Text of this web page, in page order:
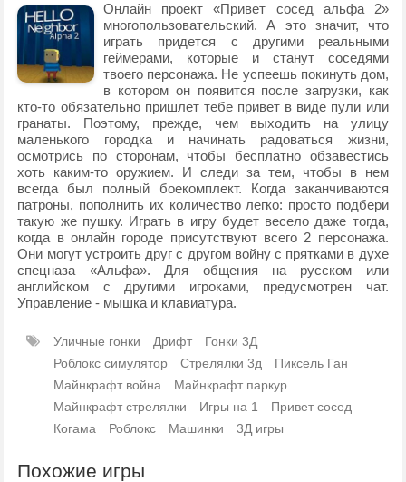
Онлайн проект «Привет сосед альфа 2»
многопользовательский. А это значит, что
играть придется с другими реальными
геймерами, которые и станут соседями
твоего персонажа. Не успеешь покинуть дом,
в котором он появится после загрузки, как
кто-то обязательно пришлет тебе привет в виде пули или
гранаты. Поэтому, прежде, чем выходить на улицу
маленького городка и начинать радоваться жизни,
осмотрись по сторонам, чтобы бесплатно обзавестись
хоть каким-то оружием. И следи за тем, чтобы в нем
всегда был полный боекомплект. Когда заканчиваются
патроны, пополнить их количество легко: просто подбери
такую же пушку. Играть в игру будет весело даже тогда,
когда в онлайн городе присутствуют всего 2 персонажа.
Они могут устроить друг с другом войну с прятками в духе
спецназа «Альфа». Для общения на русском или
английском с другими игроками, предусмотрен чат.
Управление - мышка и клавиатура.
Уличные гонки Дрифт
Гонки 3Д
Роблокс симулятор
Стрелялки 3д
Пиксель Ган
Майнкрафт война
Майнкрафт паркур
Майнкрафт стрелялки
Игры на 1
Привет сосед
Когама
Роблокс Машинки 3Д игры
Похожие игры